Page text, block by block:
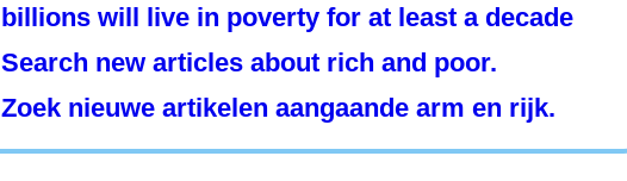
billions will live in poverty for at least a decade
Search new articles about rich and poor.
Zoek nieuwe artikelen aangaande arm en rijk.